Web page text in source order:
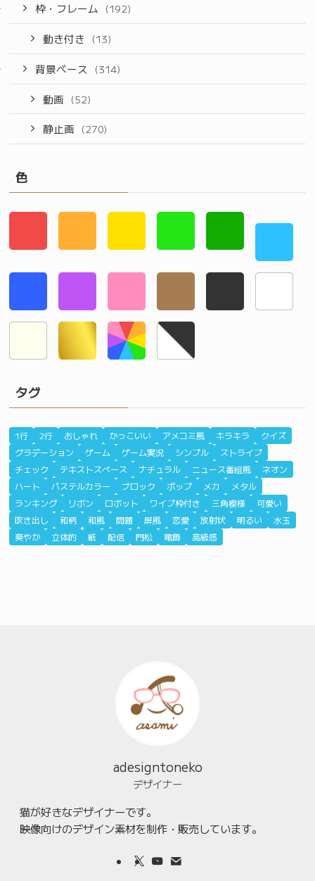
枠・フレーム (192)
動き付き (13)
背景ベース (314)
動画 (52)
静止画 (270)
色
タグ
1行 2行 おしゃれ かっこいい アメコミ風 キラキラ
クイズ
グラデーション
ゲーム ゲーム実況 シンプル
ストライプ
チェック
テキストスペース ナチュラル ニュース番組風
ネオン
ハート
パステルカラー ブロック ポップ メカ
メタル
ランキング
リボン ロボット ワイプ枠付き 三角模様
可愛い
吹き出し
和柄 和風 問題 屏風 恋愛 放射状 明るい
水玉
爽やか
立体的 紙 配信 門松 電飾 高級感
adesigntoneko
デザイナー
猫が好きなデザイナーです。
映像向けのデザイン素材を制作・販売しています。